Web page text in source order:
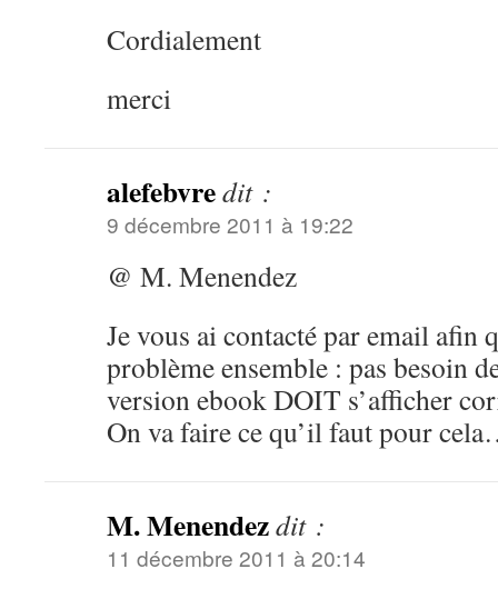
Cordialement
merci
alefebvredit :
9 décembre 2011 à 19:22
@ M. Menendez
Je vous ai contacté par email afin
problème ensemble : pas besoin
version ebook DOIT s’afficher
On va faire ce qu’il faut pour
M. Menendezdit :
11 décembre 2011 à 20:14